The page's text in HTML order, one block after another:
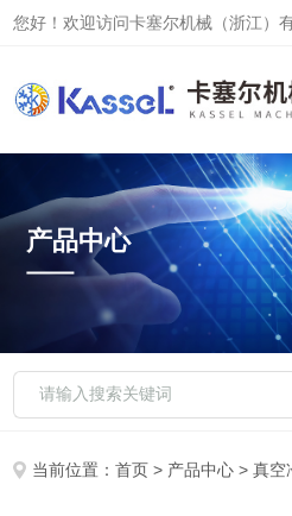
您好！欢迎访问卡塞尔机械（浙江）
产品中心
当前位置：首页 > 产品中心 >真空